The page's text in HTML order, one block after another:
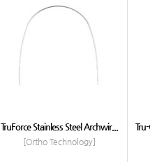
TruForce Stainless Steel Archwir...
[Ortho Technology]